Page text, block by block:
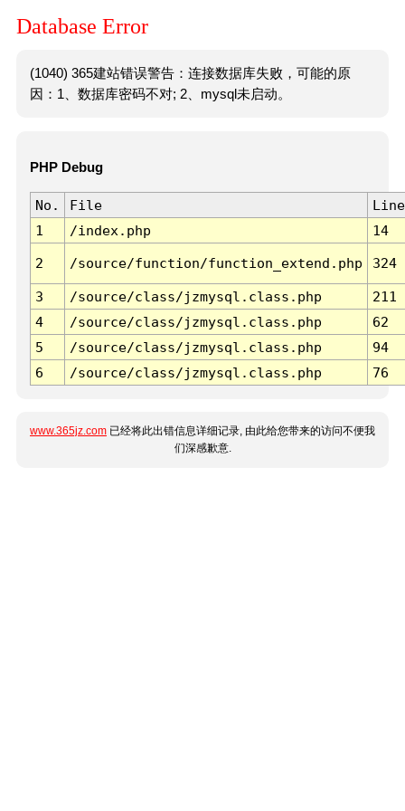
Database Error
(1040) 365建站错误警告：连接数据库失败，可能的原
因：1、数据库密码不对; 2、mysql未启动。
PHP Debug
No. File
Line
1
/index.php 14
2 /source/function/function_extend.php 324
3 /source/class/jzmysql.class.php
211
4
/source/class/jzmysql.class.php
62
5
/source/class/jzmysql.class.php
94
6
/source/class/jzmysql.class.php 76
www.365jz.com 已经将此出错信息详细记录, 由此给您带来的访问不便我
们深感歉意.